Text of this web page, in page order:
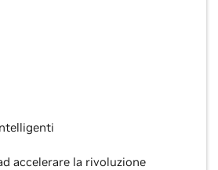
accelerare la rivoluzione